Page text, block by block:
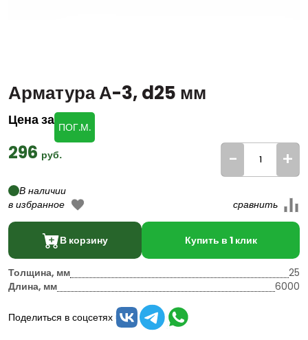
Арматура А-3, d25 мм
Цена за ПОГ.М.
296 руб. - +
В наличии
В корзину Купить в 1 клик
Толщина, мм
25
Длина, мм
6000
Поделиться в соцсетях